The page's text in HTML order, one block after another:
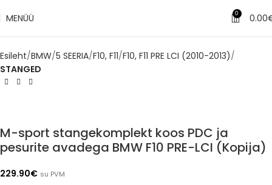
MENÜÜ 0 0.00
Esileht BMW 5 SEERIA F10, F11 F10, F11 PRE LCI (2010-2013)
STANGED
M-sport stangekomplekt koos PDC ja
pesurite avadega BMW F10 PRE-LCI (Kopija)
229.90€ su PVM
✔ Tarne 1–3 tööpäeva jooksul